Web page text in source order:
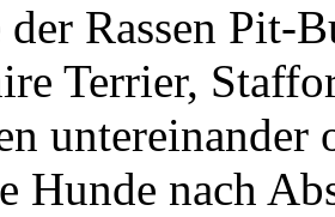
Rassen Pit-
Terrier,
untereinander
Hunde nach